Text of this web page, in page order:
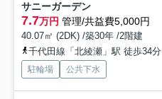
サニーガーデン
7.7万円 管理/共益費5,000円
40.07㎡ (2DK) /築30年 /2階建
千代田線「北綾瀬」駅 徒歩34分
駐輪場 公共下水